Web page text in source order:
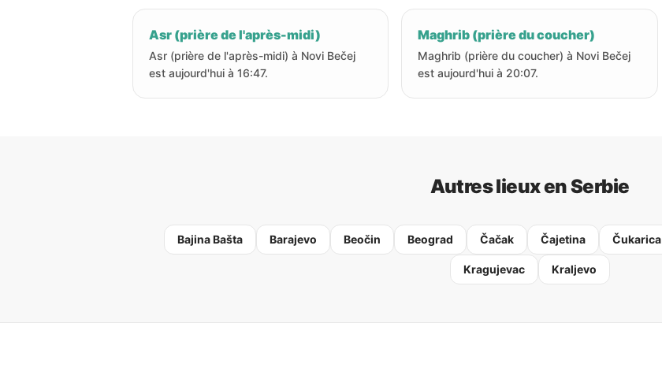
Asr (prière de l'après-midi)
Asr (prière de l'après-midi) à Novi Bečej
est aujourd'hui à 16:47.
Maghrib (prière du coucher)
Maghrib (prière du coucher) à Novi Bečej
est aujourd'hui à 20:07.
Autres lieux en Serbie
Bajina Bašta Barajevo Beočin Beograd Čačak Čajetina Čukarica
Kragujevac Kraljevo